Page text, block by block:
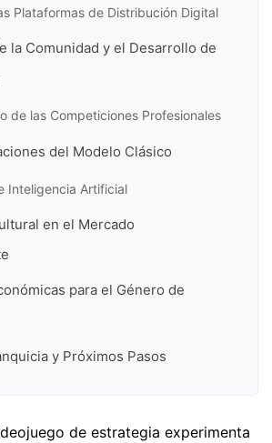
Plataformas de Distribución Digital
la Comunidad y el Desarrollo de
de las Competiciones Profesionales
del Modelo Clásico
Inteligencia Artificial
en el Mercado
para el Género de
y Próximos Pasos
de estrategia experimenta